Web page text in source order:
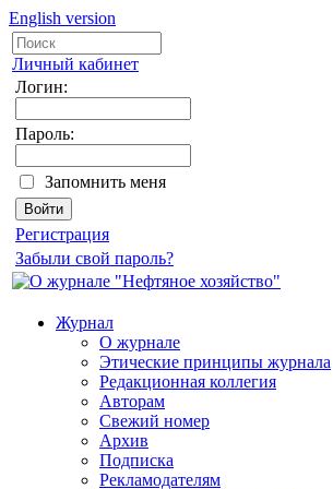
English version
Личный кабинет
Логин:
Пароль:
Запомнить меня
Регистрация
Забыли свой пароль?
Журнал
О журнале
Этические принципы журнала
Редакционная коллегия
Авторам
Свежий номер
Архив
Подписка
Рекламодателям